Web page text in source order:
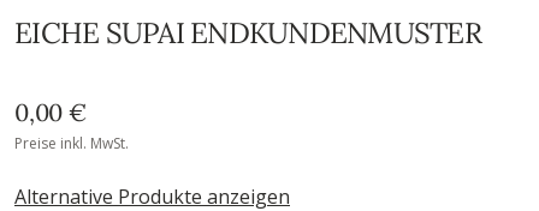
EICHE SUPAI ENDKUNDENMUSTER
0,00 €
Preise inkl. MwSt.
Alternative Produkte anzeigen